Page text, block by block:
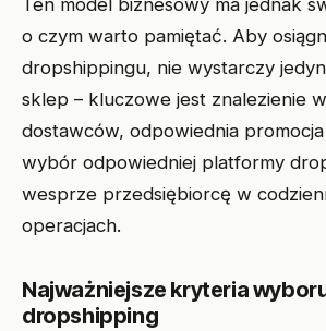
Ten model biznesowy ma jednak
o czym warto pamiętać. Aby
dropshippingu, nie wystarczy
sklep – kluczowe jest znalezienie
dostawców, odpowiednia
wybór odpowiedniej platformy
wesprze przedsiębiorcę w
operacjach.
Najważniejsze kryteria
dropshipping